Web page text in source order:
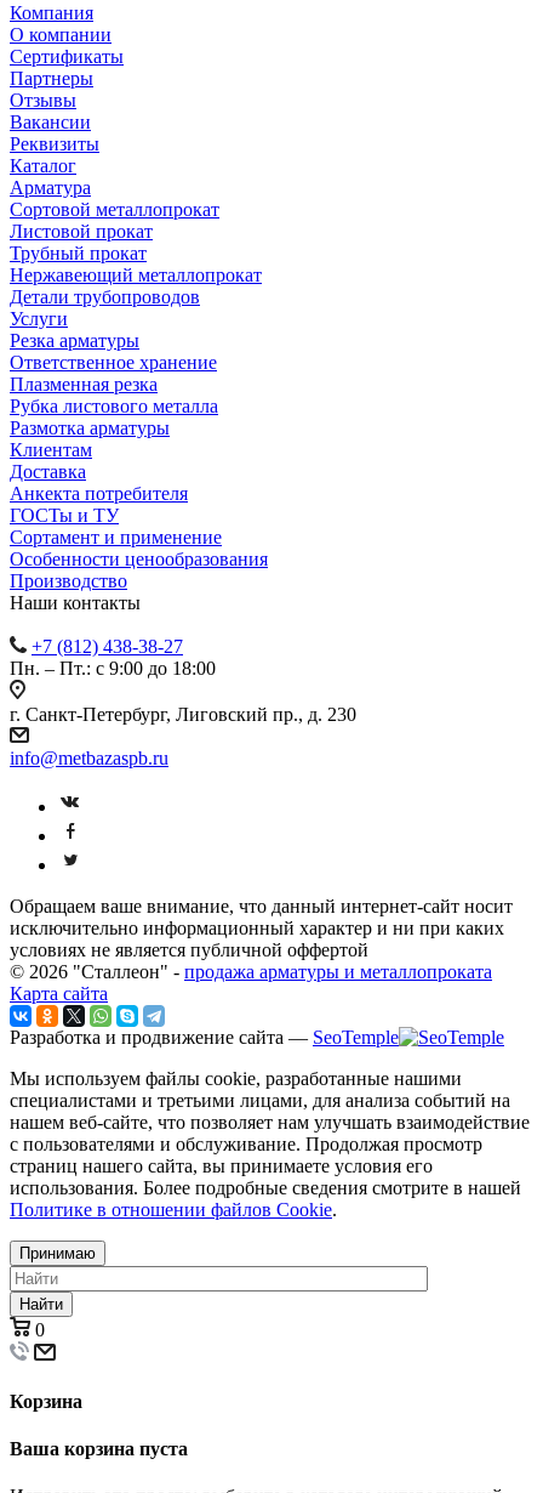
Компания
О компании
Сертификаты
Партнеры
Отзывы
Вакансии
Реквизиты
Каталог
Арматура
Сортовой металлопрокат
Листовой прокат
Трубный прокат
Нержавеющий металлопрокат
Детали трубопроводов
Услуги
Резка арматуры
Ответственное хранение
Плазменная резка
Рубка листового металла
Размотка арматуры
Клиентам
Доставка
Анкекта потребителя
ГОСТы и ТУ
Сортамент и применение
Особенности ценообразования
Производство
Наши контакты
+7 (812) 438-38-27
Пн. – Пт.: с 9:00 до 18:00
г. Санкт-Петербург, Лиговский пр., д. 230
info@metbazaspb.ru
Обращаем ваше внимание, что данный интернет-сайт носит
исключительно информационный характер и ни при каких
условиях не является публичной оффертой
© 2026 "Сталлеон" - продажа арматуры и металлопроката
Карта сайта
Разработка и продвижение сайта — SeoTemple
Мы используем файлы cookie, разработанные нашими
специалистами и третьими лицами, для анализа событий на
нашем веб-сайте, что позволяет нам улучшать взаимодействие
с пользователями и обслуживание. Продолжая просмотр
страниц нашего сайта, вы принимаете условия его
использования. Более подробные сведения смотрите в нашей
Политике в отношении файлов Cookie.
Принимаю
Найти
0
Корзина
Ваша корзина пуста